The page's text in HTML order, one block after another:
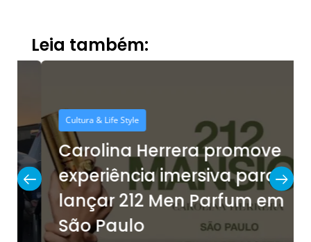
Leia também:
Cultura & Life Style
Carolina Herrera promove
experiência imersiva para
lançar 212 Men Parfum em
São Paulo